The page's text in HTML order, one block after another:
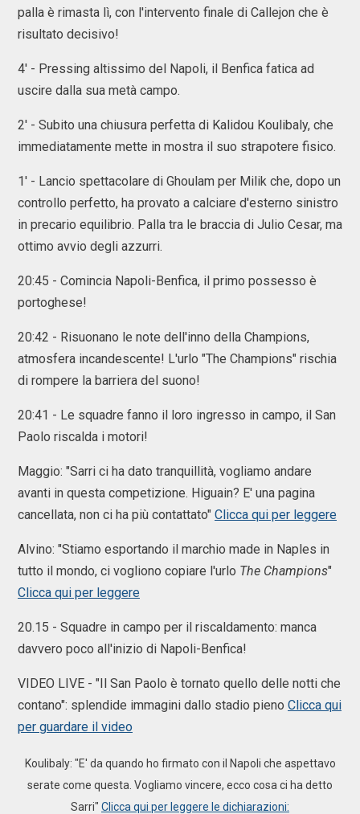
palla è rimasta lì, con l'intervento finale di Callejon che è
risultato decisivo!
4' - Pressing altissimo del Napoli, il Benfica fatica ad
uscire dalla sua metà campo.
2' - Subito una chiusura perfetta di Kalidou Koulibaly, che
immediatamente mette in mostra il suo strapotere fisico.
1' - Lancio spettacolare di Ghoulam per Milik che, dopo un
controllo perfetto, ha provato a calciare d'esterno sinistro
in precario equilibrio. Palla tra le braccia di Julio Cesar, ma
ottimo avvio degli azzurri.
20:45 - Comincia Napoli-Benfica, il primo possesso è
portoghese!
20:42 - Risuonano le note dell'inno della Champions,
atmosfera incandescente! L'urlo "The Champions" rischia
di rompere la barriera del suono!
20:41 - Le squadre fanno il loro ingresso in campo, il San
Paolo riscalda i motori!
Maggio: "Sarri ci ha dato tranquillità, vogliamo andare
avanti in questa competizione. Higuain? E' una pagina
cancellata, non ci ha più contattato" Clicca qui per leggere
Alvino: "Stiamo esportando il marchio made in Naples in
tutto il mondo, ci vogliono copiare l'urlo The Champions"
Clicca qui per leggere
20.15 - Squadre in campo per il riscaldamento: manca
davvero poco all'inizio di Napoli-Benfica!
VIDEO LIVE - "Il San Paolo è tornato quello delle notti che
contano": splendide immagini dallo stadio pieno Clicca qui
per guardare il video
Koulibaly: "E' da quando ho firmato con il Napoli che aspettavo
serate come questa. Vogliamo vincere, ecco cosa ci ha detto
Sarri" Clicca qui per leggere le dichiarazioni: